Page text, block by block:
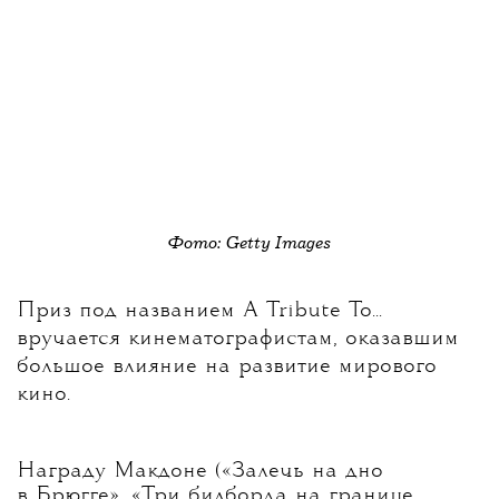
Фото: Getty Images
Приз под названием A Tribute To...
вручается кинематографистам, оказавшим
большое влияние на развитие мирового
кино.
Награду Макдоне («Залечь на дно